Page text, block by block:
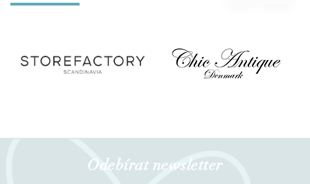
Odebírat newsletter